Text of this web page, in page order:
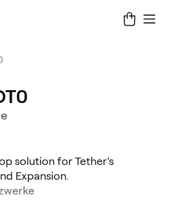
solution for Tether’s
Expansion.